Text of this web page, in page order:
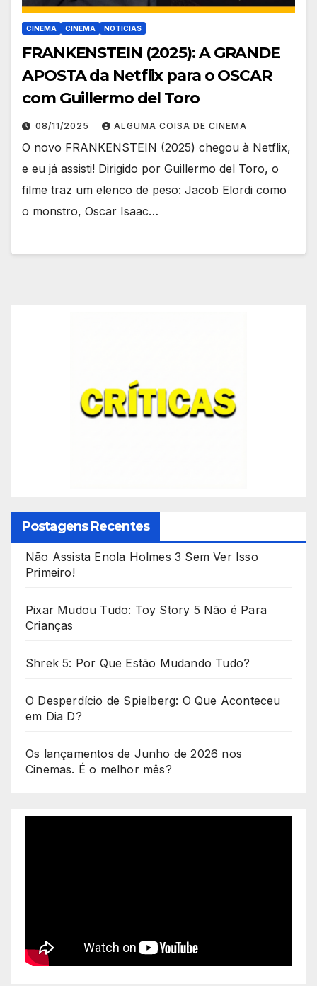
CINEMA CINEMA NOTICIAS
FRANKENSTEIN (2025): A GRANDE
APOSTA da Netflix para o OSCAR
com Guillermo del Toro
08/11/2025 ALGUMA COISA DE CINEMA
O novo FRANKENSTEIN (2025) chegou à Netflix,
e eu já assisti! Dirigido por Guillermo del Toro, o
filme traz um elenco de peso: Jacob Elordi como
o monstro, Oscar Isaac…
Postagens Recentes
Não Assista Enola Holmes 3 Sem Ver Isso
Primeiro!
Pixar Mudou Tudo: Toy Story 5 Não é Para
Crianças
Shrek 5: Por Que Estão Mudando Tudo?
O Desperdício de Spielberg: O Que Aconteceu
em Dia D?
Os lançamentos de Junho de 2026 nos
Cinemas. É o melhor mês?